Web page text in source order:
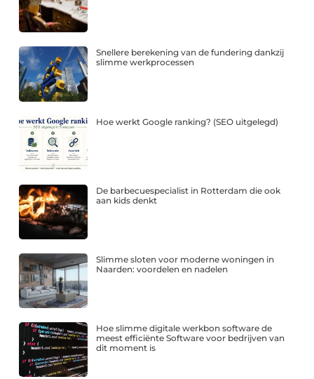
Snellere berekening van de fundering dankzij
slimme werkprocessen
Hoe werkt Google ranking? (SEO uitgelegd)
De barbecuespecialist in Rotterdam die ook
aan kids denkt
Slimme sloten voor moderne woningen in
Naarden: voordelen en nadelen
Hoe slimme digitale werkbon software de
meest efficiënte Software voor bedrijven van
dit moment is